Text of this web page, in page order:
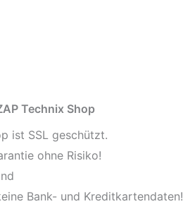
Technix Shop
ist SSL geschützt.
ohne Risiko!
Bank- und Kreditkartendaten!